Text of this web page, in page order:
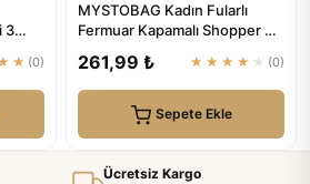
3
(0)
MYSTOBAG Kadın Fularlı
Fermuar Kapamalı Shopper El
261,99 ₺ ★★★★★ (0)
Sepete Ekle
Ücretsiz Kargo